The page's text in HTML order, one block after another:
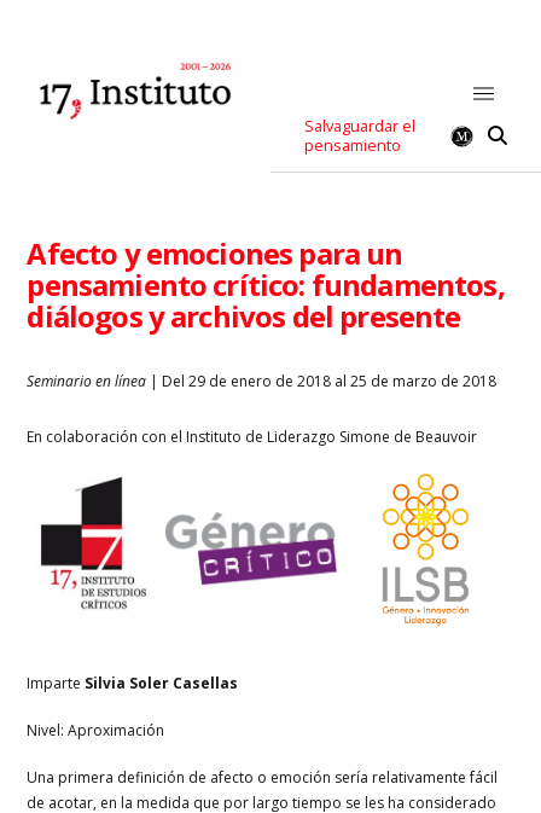
Salvaguardar el
pensamiento
Afecto y emociones para un
pensamiento crítico: fundamentos,
diálogos y archivos del presente
Seminario en línea | Del 29 de enero de 2018 al 25 de marzo de 2018
En colaboración con el Instituto de Liderazgo Simone de Beauvoir
Imparte Silvia Soler Casellas
Nivel: Aproximación
Una primera definición de afecto o emoción sería relativamente fácil
de acotar, en la medida que por largo tiempo se les ha considerado